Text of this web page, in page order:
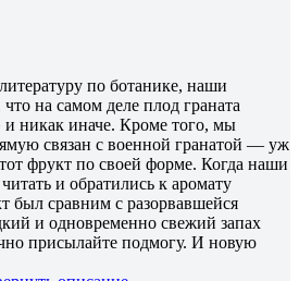
по ботанике, наши
на самом деле плод граната
и никак иначе. Кроме того, мы
связан с военной гранатой — уж
фрукт по своей форме. Когда наши
и обратились к аромату
был сравним с разорвавшейся
и одновременно свежий запах
присылайте подмогу. И новую